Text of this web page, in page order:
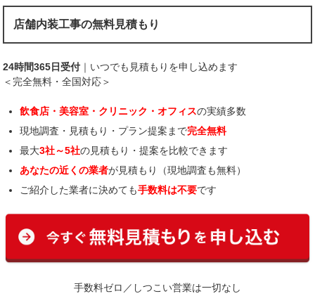
店舗内装工事の無料見積もり
24時間365日受付 ｜いつでも見積もりを申し込めます
＜完全無料・全国対応＞
飲食店・美容室・クリニック・オフィスの実績多数
現地調査・見積もり・プラン提案まで完全無料
最大3社～5社の見積もり・提案を比較できます
あなたの近くの業者が見積もり（現地調査も無料）
ご紹介した業者に決めても手数料は不要です
手数料ゼロ／しつこい営業は一切なし